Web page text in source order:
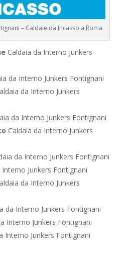
– Caldaie da Incasso a Roma
Caldaia da Interno Junkers
da Interno Junkers Fontignani
da Interno Junkers
da Interno Junkers Fontignani
Caldaia da Interno Junkers
da Interno Junkers Fontignani
Interno Junkers Fontignani
da Interno Junkers
da Interno Junkers Fontignani
Interno Junkers Fontignani
Interno Junkers Fontignani